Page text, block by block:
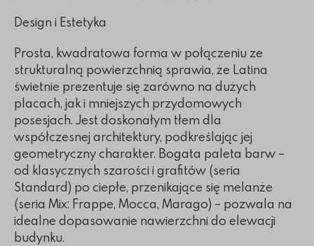
Design i Estetyka
Prosta, kwadratowa forma w połączeniu ze
strukturalną powierzchnią sprawia, że Latina
świetnie prezentuje się zarówno na dużych
placach, jak i mniejszych przydomowych
posesjach. Jest doskonałym tłem dla
współczesnej architektury, podkreślając jej
geometryczny charakter. Bogata paleta barw –
od klasycznych szarości i grafitów (seria
Standard) po ciepłe, przenikające się melanże
(seria Mix: Frappe, Mocca, Marago) – pozwala na
idealne dopasowanie nawierzchni do elewacji
budynku.